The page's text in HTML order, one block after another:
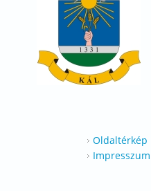
Oldaltérkép
Impresszum